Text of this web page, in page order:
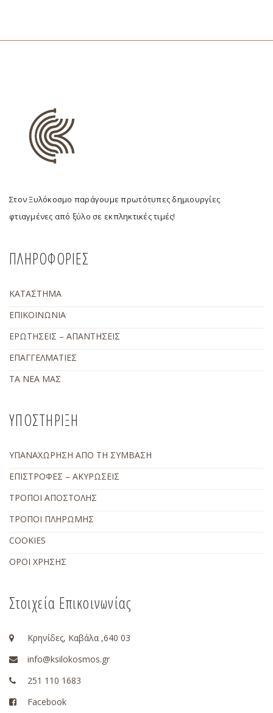
Στον Ξυλόκοσμο παράγουμε πρωτότυπες δημιουργίες
φτιαγμένες από ξύλο σε εκπληκτικές τιμές!
ΠΛΗΡΟΦΟΡΙΕΣ
ΚΑΤΑΣΤΗΜΑ
ΕΠΙΚΟΙΝΩΝΙΑ
ΕΡΩΤΗΣΕΙΣ – ΑΠΑΝΤΗΣΕΙΣ
ΕΠΑΓΓΕΛΜΑΤΙΕΣ
ΤΑ ΝΕΑ ΜΑΣ
ΥΠΟΣΤΗΡΙΞΗ
ΥΠΑΝΑΧΩΡΗΣΗ ΑΠΟ ΤΗ ΣΥΜΒΑΣΗ
ΕΠΙΣΤΡΟΦΕΣ – ΑΚΥΡΩΣΕΙΣ
ΤΡΟΠΟΙ ΑΠΟΣΤΟΛΗΣ
ΤΡΟΠΟΙ ΠΛΗΡΩΜΗΣ
COOKIES
ΟΡΟΙ ΧΡΗΣΗΣ
Στοιχεία Επικοινωνίας
Κρηνίδες, Καβάλα ,640 03
info@ksilokosmos.gr
251 110 1683
Facebook